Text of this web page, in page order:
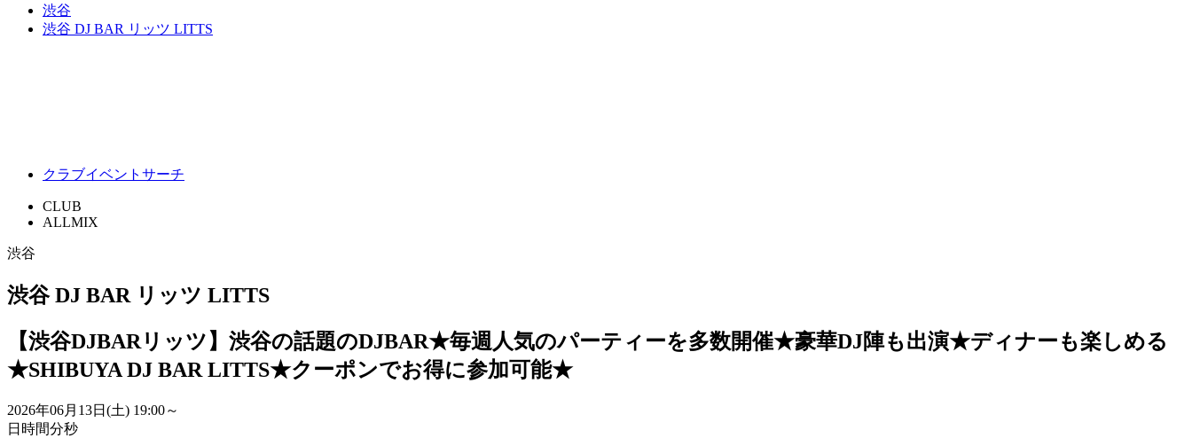
渋谷
渋谷 DJ BAR リッツ LITTS
クラブイベントサーチ
CLUB
ALLMIX
渋谷
渋谷 DJ BAR リッツ LITTS
【渋谷DJBARリッツ】渋谷の話題のDJBAR★毎週人気のパーティーを多数開催★豪華DJ陣も出演★ディナーも楽しめる
★SHIBUYA DJ BAR LITTS★クーポンでお得に参加可能★
2026年06月13日(土) 19:00～
日 時間分秒